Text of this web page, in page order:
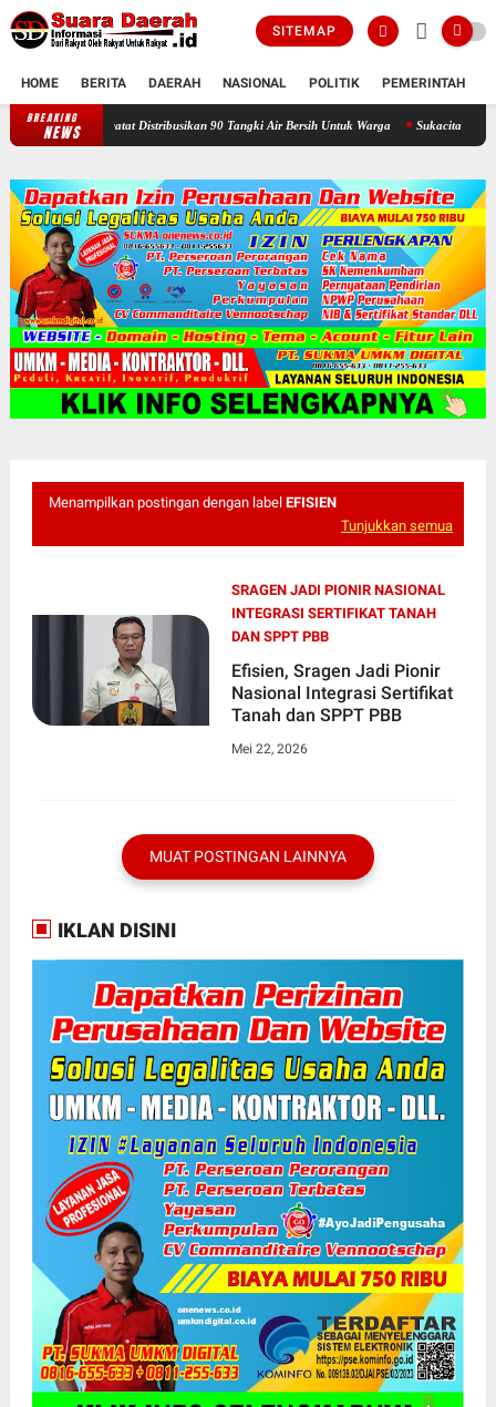
SITEMAP
HOME BERITA DAERAH NASIONAL POLITIK PEMERINTAH
BREAKING
NEWS Selama Kemarau : Posko Relawan Ganefo Tangen Mencatat
Menampilkan postingan dengan label EFISIEN
Tunjukkan semua
SRAGEN JADI PIONIR NASIONAL
INTEGRASI SERTIFIKAT TANAH
DAN SPPT PBB
Efisien, Sragen Jadi Pionir
Nasional Integrasi Sertifikat
Tanah dan SPPT PBB
Mei 22, 2026
MUAT POSTINGAN LAINNYA
IKLAN DISINI